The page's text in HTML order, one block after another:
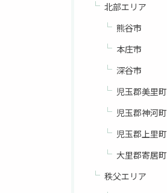
北部エリア
熊谷市
本庄市
深谷市
児玉郡美里町
児玉郡神河町
児玉郡上里町
大里郡寄居町
秩父エリア